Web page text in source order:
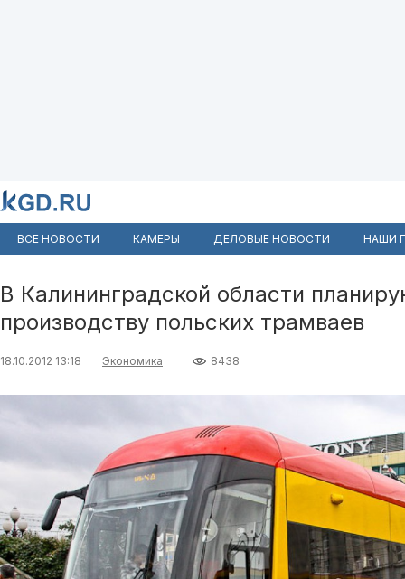
ВСЕ НОВОСТИ КАМЕРЫ ДЕЛОВЫЕ НОВОСТИ НАШИ
В Калининградской области
производству польских трамваев
18.10.2012 13:18 Экономика 8438